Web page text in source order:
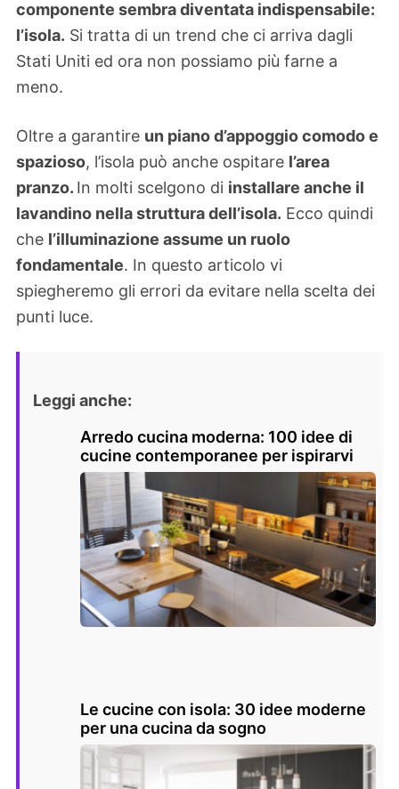
componente sembra diventata indispensabile:
l’isola. Si tratta di un trend che ci arriva dagli
Stati Uniti ed ora non possiamo più farne a
meno.
Oltre a garantire un piano d’appoggio comodo e
spazioso, l’isola può anche ospitare l’area
pranzo. In molti scelgono di installare anche il
lavandino nella struttura dell’isola. Ecco quindi
che l’illuminazione assume un ruolo
fondamentale. In questo articolo vi
spiegheremo gli errori da evitare nella scelta dei
punti luce.
Leggi anche:
Arredo cucina moderna: 100 idee di
cucine contemporanee per ispirarvi
Le cucine con isola: 30 idee moderne
per una cucina da sogno